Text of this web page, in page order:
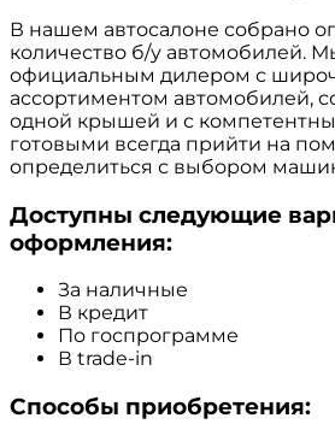
В нашем автосалоне собрано
количество б/у автомобилей.
официальным дилером с
ассортиментом автомобилей,
одной крышей и с
готовыми всегда прийти на
определиться с выбором
Доступны следующие
оформления:
За наличные
В кредит
По госпрограмме
В trade-in
Способы приобретения: